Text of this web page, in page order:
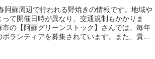
阿蘇周辺で行われる野焼きの情報です。地域や
って開催日時が異なり、交通規制もかかりま
市の【阿蘇グリーンストック】さんでは、毎年
ボランティアを募集されています。また、貴重